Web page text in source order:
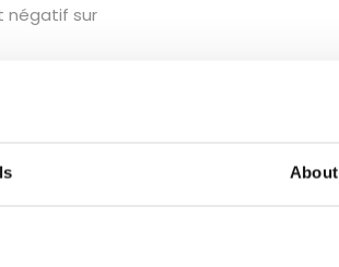
About
négatif sur
polluants
vivent sur la
trace.